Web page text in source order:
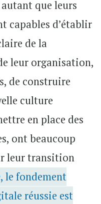
que leurs
capables d’établir
de la
leur organisation,
de construire
culture
en place des
ont beaucoup
leur transition
le fondement
réussie est